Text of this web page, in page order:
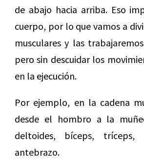
de abajo hacia arriba. Eso
cuerpo, por lo que vamos a
musculares y las
pero sin descuidar los
en la ejecución.
Por ejemplo, en la cadena
desde el hombro a la
deltoides, bíceps, tríceps,
antebrazo.